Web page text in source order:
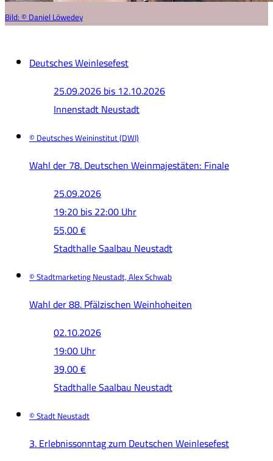
Bild:© Daniel Löwedey
Deutsches Weinlesefest
25.09.2026bis12.10.2026
Innenstadt Neustadt
© Deutsches Weininstitut (DWI)
Wahl der 78. Deutschen Weinmajestäten: Finale
25.09.2026
19:20 bis 22:00 Uhr
55,00 €
Stadthalle Saalbau Neustadt
© Stadtmarketing Neustadt, Alex Schwab
Wahl der 88. Pfälzischen Weinhoheiten
02.10.2026
19:00 Uhr
39,00 €
Stadthalle Saalbau Neustadt
© Stadt Neustadt
3. Erlebnissonntag zum Deutschen Weinlesefest